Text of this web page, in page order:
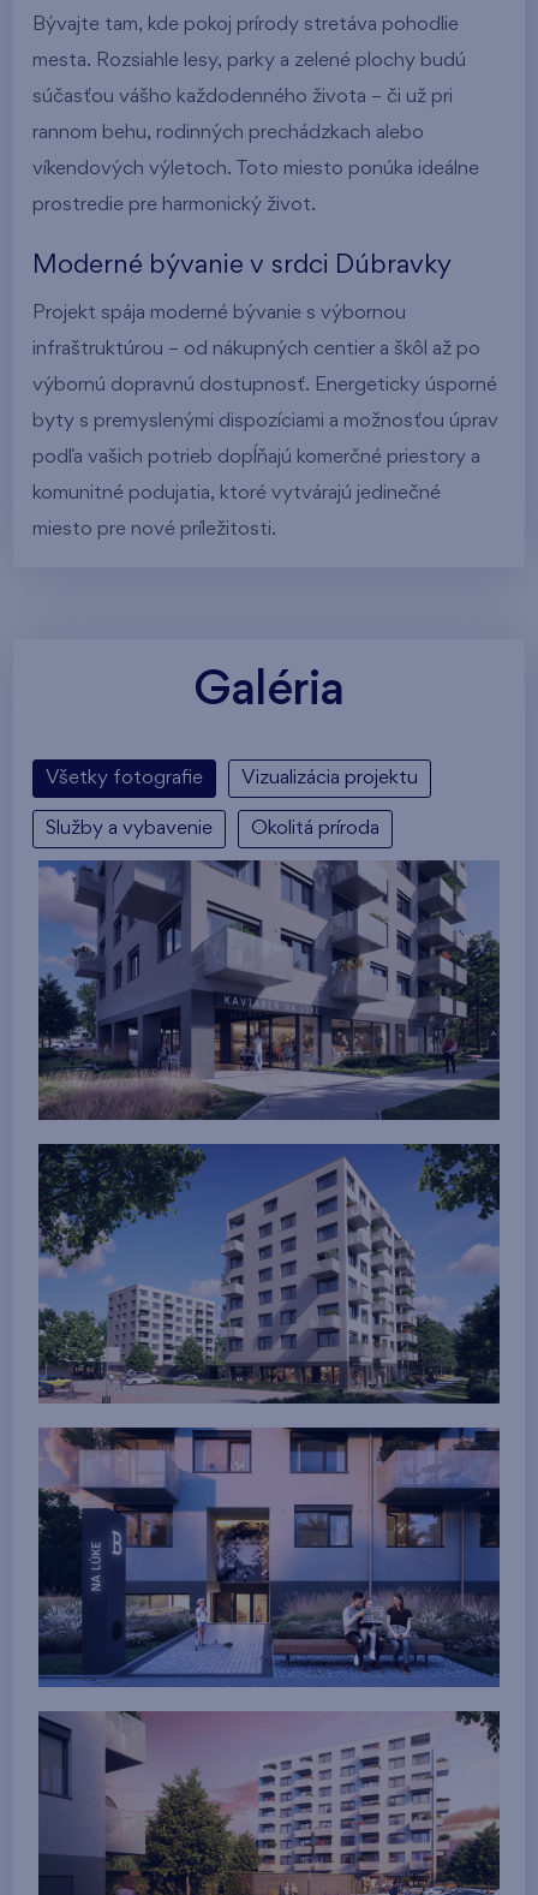
Bývajte tam, kde pokoj prírody stretáva pohodlie
mesta. Rozsiahle lesy, parky a zelené plochy budú
súčasťou vášho každodenného života – či už pri
rannom behu, rodinných prechádzkach alebo
víkendových výletoch. Toto miesto ponúka ideálne
prostredie pre harmonický život.
Moderné bývanie v srdci Dúbravky
Projekt spája moderné bývanie s výbornou
infraštruktúrou – od nákupných centier a škôl až po
výbornú dopravnú dostupnosť. Energeticky úsporné
byty s premyslenými dispozíciami a možnosťou úprav
podľa vašich potrieb dopĺňajú komerčné priestory a
komunitné podujatia, ktoré vytvárajú jedinečné
miesto pre nové príležitosti.
Galéria
Všetky fotografie Vizualizácia projektu
Služby a vybavenie Okolitá príroda